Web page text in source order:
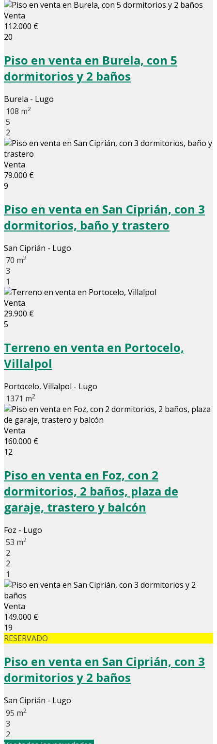
Venta
112.000 €
20
Piso en venta en Burela, con 5
dormitorios y 2 baños
Burela - Lugo
108 m2
5
2
Venta
79.000 €
9
Piso en venta en San Ciprián, con 3
dormitorios, baño y trastero
San Ciprián - Lugo
70 m2
3
1
Venta
29.900 €
5
Terreno en venta en Portocelo,
Villalpol
Portocelo, Villalpol - Lugo
1371 m2
Venta
160.000 €
12
Piso en venta en Foz, con 2
dormitorios, 2 baños, plaza de
garaje, trastero y balcón
Foz - Lugo
53 m2
2
2
1
Venta
149.000 €
19
RESERVADO
Piso en venta en San Ciprián, con 3
dormitorios y 2 baños
San Ciprián - Lugo
95 m2
3
2